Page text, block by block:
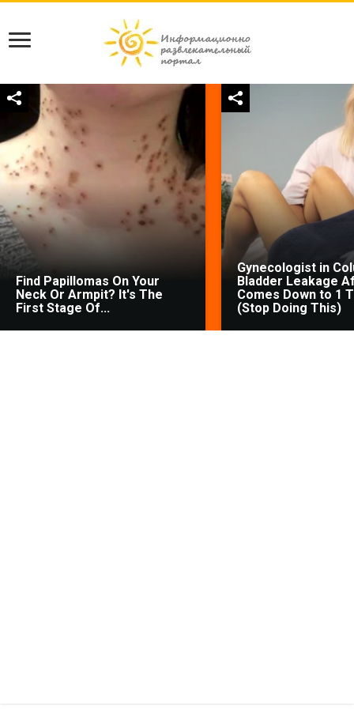
Find Papillomas On Your
Neck Or Armpit? It's The
First Stage Of...
Gynecologist in
Bladder Leakage
Comes Down to 1
(Stop Doing This)